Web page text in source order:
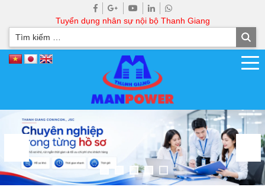
Tuyển dụng nhân sự nội bộ Thanh Giang